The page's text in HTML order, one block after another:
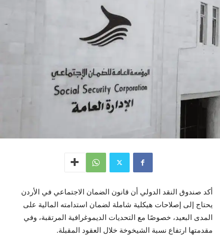
أكد صندوق النقد الدولي أن قانون الضمان الاجتماعي في الأردن
يحتاج إلى إصلاحات هيكلية شاملة لضمان استدامته المالية على
المدى البعيد، خصوصًا مع التحديات الديموغرافية المرتقبة، وفي
مقدمتها ارتفاع نسبة الشيخوخة خلال العقود المقبلة.